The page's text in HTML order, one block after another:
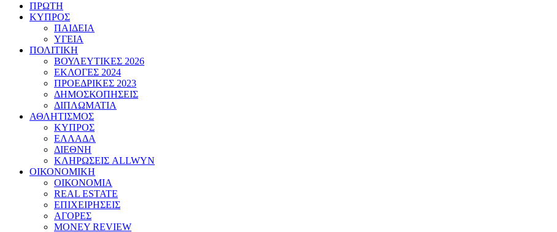
ΠΡΩΤΗ
ΚΥΠΡΟΣ
ΠΑΙΔΕΙΑ
ΥΓΕΙΑ
ΠΟΛΙΤΙΚΗ
ΒΟΥΛΕΥΤΙΚΕΣ 2026
ΕΚΛΟΓΕΣ 2024
ΠΡΟΕΔΡΙΚΕΣ 2023
ΔΗΜΟΣΚΟΠΗΣΕΙΣ
ΔΙΠΛΩΜΑΤΙΑ
ΑΘΛΗΤΙΣΜΟΣ
ΚΥΠΡΟΣ
ΕΛΛΑΔΑ
ΔΙΕΘΝΗ
ΚΛΗΡΩΣΕΙΣ ALLWYN
ΟΙΚΟΝΟΜΙΚΗ
ΟΙΚΟΝΟΜΙΑ
REAL ESTATE
ΕΠΙΧΕΙΡΗΣΕΙΣ
ΑΓΟΡΕΣ
MONEY REVIEW